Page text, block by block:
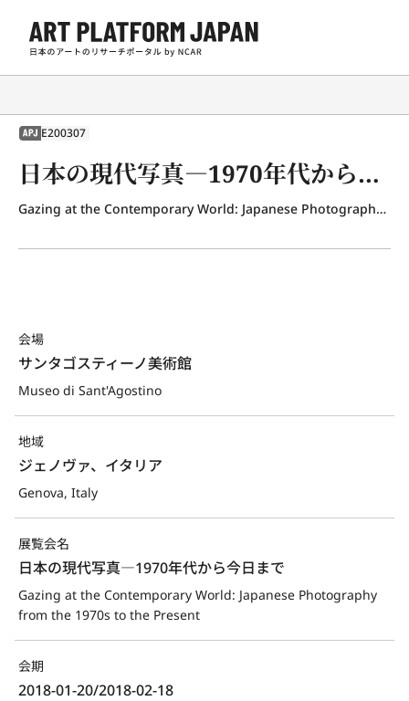
APJ E200307
日本の現代写真―1970年代から今日まで
Gazing at the Contemporary World: Japanese Photography from the 1970s to the Present
会場
サンタゴスティーノ美術館
Museo di Sant'Agostino
地域
ジェノヴァ、イタリア
Genova, Italy
展覧会名
日本の現代写真―1970年代から今日まで
Gazing at the Contemporary World: Japanese Photography
from the 1970s to the Present
会期
2018-01-20/2018-02-18